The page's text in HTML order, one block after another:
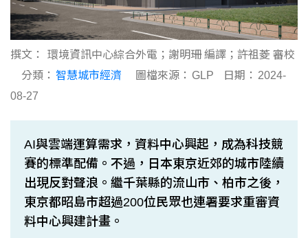
撰文：
環境資訊中心綜合外電；謝明珊 編譯；許祖菱 審校
分類： 智慧城市經濟 圖檔來源： GLP 日期： 2024-
08-27
AI與雲端運算需求，資料中心興起，成為科技競
賽的標準配備。不過，日本東京近郊的城市陸續
出現反對聲浪。繼千葉縣的流山市、柏市之後，
東京都昭島市超過200位民眾也連署要求重審資
料中心興建計畫。